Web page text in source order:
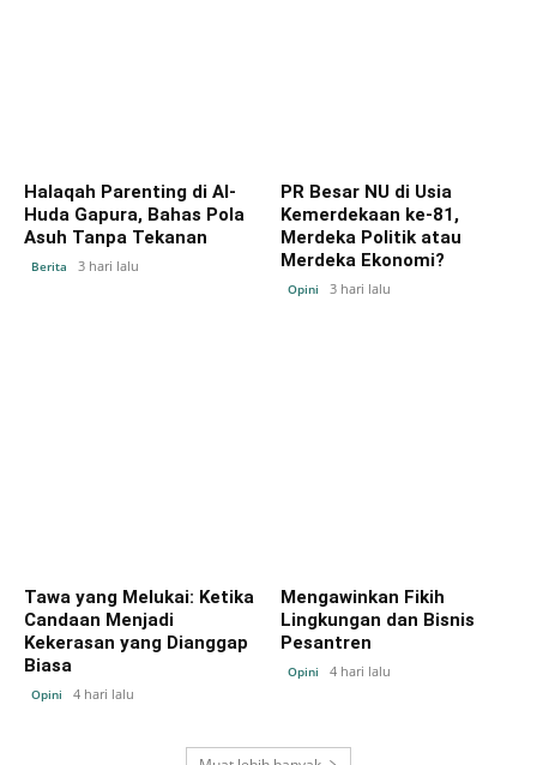
Halaqah Parenting di Al-
Huda Gapura, Bahas Pola
Asuh Tanpa Tekanan
Berita 3 hari lalu
PR Besar NU di Usia
Kemerdekaan ke-81,
Merdeka Politik atau
Merdeka Ekonomi?
Opini 3 hari lalu
Tawa yang Melukai: Ketika
Candaan Menjadi
Kekerasan yang Dianggap
Biasa
Opini 4 hari lalu
Mengawinkan Fikih
Lingkungan dan Bisnis
Pesantren
Opini 4 hari lalu